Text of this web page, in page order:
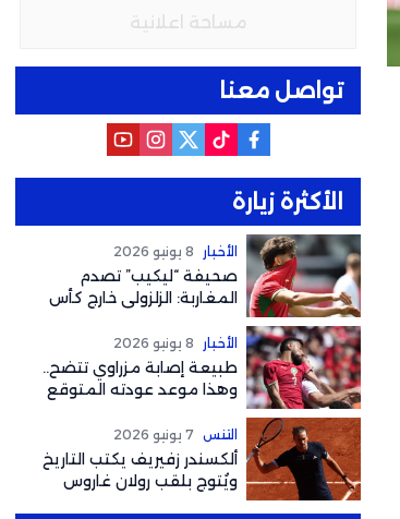
مساحة اعلانية
تواصل معنا
الأكثرة زيارة
الأخبار 8 يونيو 2026
صحيفة “ليكيب” تصدم
المغاربة: الزلزولي خارج كأس
لهذا التوقيت
الأخبار 8 يونيو 2026
طبيعة إصابة مزراوي تتضح..
وهذا موعد عودته المتوقع
التنس 7 يونيو 2026
ألكسندر زفيريف يكتب التاريخ
ويُتوج بلقب رولان غاروس